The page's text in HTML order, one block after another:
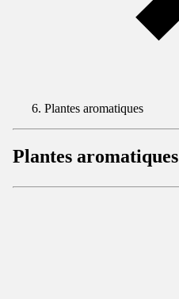
Plantes aromatiques
Plantes aromatiques